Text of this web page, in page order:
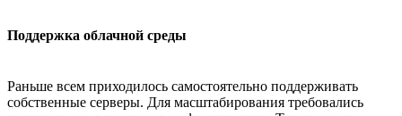
Поддержка облачной среды
Раньше всем приходилось самостоятельно поддерживать
собственные серверы. Для масштабирования требовались